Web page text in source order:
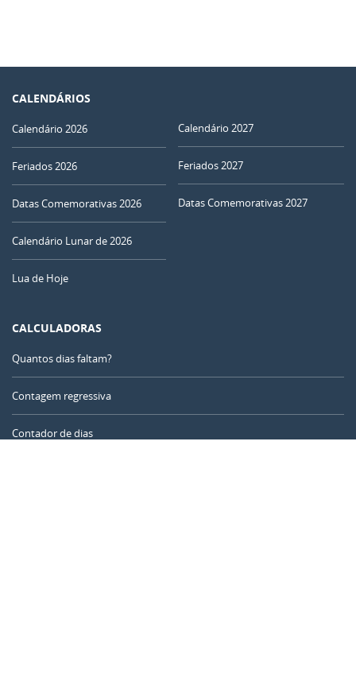
CALENDÁRIOS
Calendário 2026
Feriados 2026
Datas Comemorativas 2026
Calendário Lunar de 2026
Lua de Hoje
Calendário 2027
Feriados 2027
Datas Comemorativas 2027
CALCULADORAS
Quantos dias faltam?
Contagem regressiva
Contador de dias